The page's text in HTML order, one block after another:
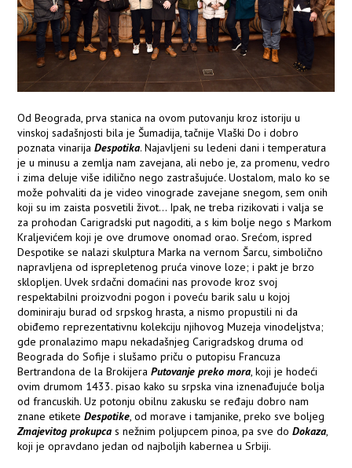
Od Beograda, prva stanica na ovom putovanju kroz istoriju u
vinskoj sadašnjosti bila je Šumadija, tačnije Vlaški Do i dobro
poznata vinarijaDespotika. Najavljeni su ledeni dani i temperatura
je u minusu a zemlja nam zavejana, ali nebo je, za promenu, vedro
i zima deluje više idilično nego zastrašujuće. Uostalom, malo ko se
može pohvaliti da je video vinograde zavejane snegom, sem onih
koji su im zaista posvetili život... Ipak, ne treba rizikovati i valja se
za prohodan Carigradski put nagoditi, a s kim bolje nego s Markom
Kraljevićem koji je ove drumove onomad orao. Srećom, ispred
Despotike se nalazi skulptura Marka na vernom Šarcu, simbolično
napravljena od isprepletenog pruća vinove loze; i pakt je brzo
sklopljen. Uvek srdačni domaćini nas provode kroz svoj
respektabilni proizvodni pogon i poveću barik salu u kojoj
dominiraju burad od srpskog hrasta, a nismo propustili ni da
obiđemo reprezentativnu kolekciju njihovog Muzeja vinodeljstva;
gde pronalazimo mapu nekadašnjeg Carigradskog druma od
Beograda do Sofije i slušamo priču o putopisu Francuza
Bertrandona de la BrokijeraPutovanje preko mora, koji je hodeći
ovim drumom 1433. pisao kako su srpska vina iznenađujuće bolja
od francuskih. Uz potonju obilnu zakusku se ređaju dobro nam
znane etiketeDespotike, od morave i tamjanike, preko sve boljeg
Zmajevitog prokupcas nežnim poljupcem pinoa, pa sve doDokaza,
koji je opravdano jedan od najboljih kabernea u Srbiji.